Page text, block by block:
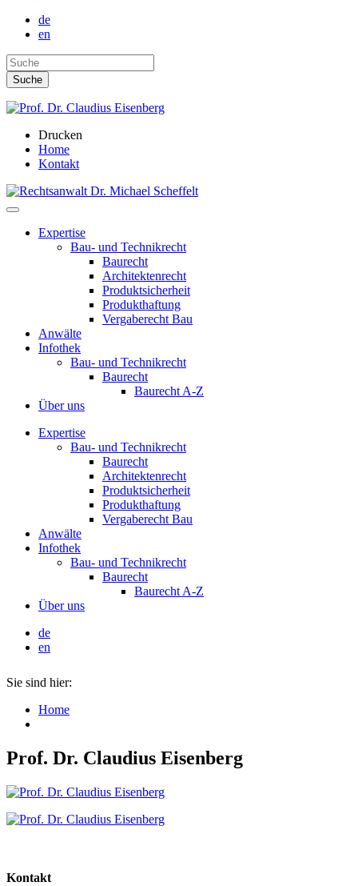
de
en
Drucken
Home
Kontakt
Expertise
Bau- und Technikrecht
Baurecht
Architektenrecht
Produktsicherheit
Produkthaftung
Vergaberecht Bau
Anwälte
Infothek
Bau- und Technikrecht
Baurecht
Baurecht A-Z
Über uns
Expertise
Bau- und Technikrecht
Baurecht
Architektenrecht
Produktsicherheit
Produkthaftung
Vergaberecht Bau
Anwälte
Infothek
Bau- und Technikrecht
Baurecht
Baurecht A-Z
Über uns
de
en
Sie sind hier:
Home
Prof. Dr. Claudius Eisenberg
Kontakt